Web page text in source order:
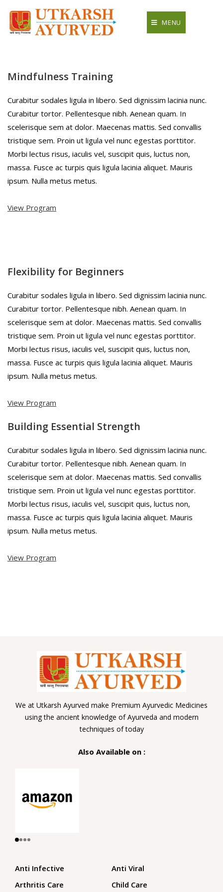
content
MENU
Mindfulness Training
Curabitur sodales ligula in libero. Sed dignissim lacinia nunc.
Curabitur tortor. Pellentesque nibh. Aenean quam. In
scelerisque sem at dolor. Maecenas mattis. Sed convallis
tristique sem. Proin ut ligula vel nunc egestas porttitor.
Morbi lectus risus, iaculis vel, suscipit quis, luctus non,
massa. Fusce ac turpis quis ligula lacinia aliquet. Mauris
ipsum. Nulla metus metus.
View Program
Flexibility for Beginners
Curabitur sodales ligula in libero. Sed dignissim lacinia nunc.
Curabitur tortor. Pellentesque nibh. Aenean quam. In
scelerisque sem at dolor. Maecenas mattis. Sed convallis
tristique sem. Proin ut ligula vel nunc egestas porttitor.
Morbi lectus risus, iaculis vel, suscipit quis, luctus non,
massa. Fusce ac turpis quis ligula lacinia aliquet. Mauris
ipsum. Nulla metus metus.
View Program
Building Essential Strength
Curabitur sodales ligula in libero. Sed dignissim lacinia nunc.
Curabitur tortor. Pellentesque nibh. Aenean quam. In
scelerisque sem at dolor. Maecenas mattis. Sed convallis
tristique sem. Proin ut ligula vel nunc egestas porttitor.
Morbi lectus risus, iaculis vel, suscipit quis, luctus non,
massa. Fusce ac turpis quis ligula lacinia aliquet. Mauris
ipsum. Nulla metus metus.
View Program
We at Utkarsh Ayurved make Premium Ayurvedic Medicines
using the ancient knowledge of Ayurveda and modern
techniques of today
Also Available on :
Anti Infective
Anti Viral
Arthritis Care
Child Care